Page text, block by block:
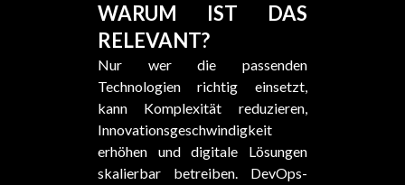
WARUM IST DAS
RELEVANT?
Nur wer die passenden
Technologien richtig einsetzt,
kann Komplexität reduzieren,
Innovationsgeschwindigkeit
erhöhen und digitale Lösungen
skalierbar betreiben. DevOps-